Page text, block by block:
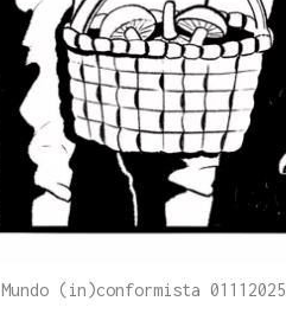
Mundo (in)conformista 01112025